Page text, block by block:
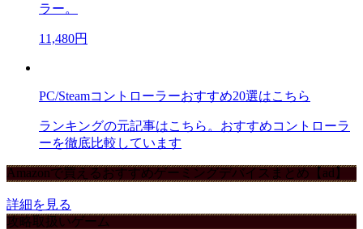
ラー。
11,480円
PC/Steamコントローラーおすすめ20選はこちら
ランキングの元記事はこちら。おすすめコントローラ
ーを徹底比較しています
Amazonで買えるおすすめゲーミングデバイスまとめ【ad】
詳細を見る
攻略取扱いゲーム